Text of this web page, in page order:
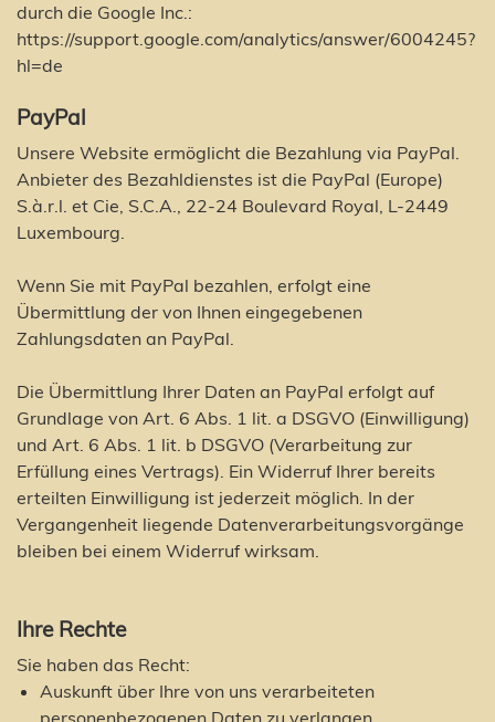
durch die Google Inc.:
https://support.google.com/analytics/answer/6004245?
hl=de
PayPal
Unsere Website ermöglicht die Bezahlung via PayPal.
Anbieter des Bezahldienstes ist die PayPal (Europe)
S.à.r.l. et Cie, S.C.A., 22-24 Boulevard Royal, L-2449
Luxembourg.
Wenn Sie mit PayPal bezahlen, erfolgt eine
Übermittlung der von Ihnen eingegebenen
Zahlungsdaten an PayPal.
Die Übermittlung Ihrer Daten an PayPal erfolgt auf
Grundlage von Art. 6 Abs. 1 lit. a DSGVO (Einwilligung)
und Art. 6 Abs. 1 lit. b DSGVO (Verarbeitung zur
Erfüllung eines Vertrags). Ein Widerruf Ihrer bereits
erteilten Einwilligung ist jederzeit möglich. In der
Vergangenheit liegende Datenverarbeitungsvorgänge
bleiben bei einem Widerruf wirksam.
Ihre Rechte
Sie haben das Recht:
Auskunft über Ihre von uns verarbeiteten